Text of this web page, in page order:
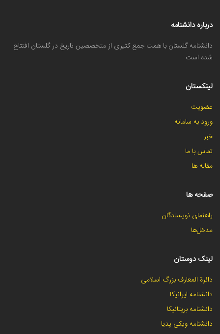
درباره دانشنامه
دانشنامه گلستان با همت جمع کثیری از متخصصین تاریخ در گلستان افتتاح
شده است
لینکستان
عضویت
ورود به سامانه
خبر
تماس با ما
مقاله ها
صفحه ها
راهنمای نویسندگان
مدخل‌ها
لینک دوستان
دائرة المعارف بزرگ اسلامی
دانشنامه ایرانیکا
دانشنامه بریتانیکا
دانشنامه ویکی پدیا